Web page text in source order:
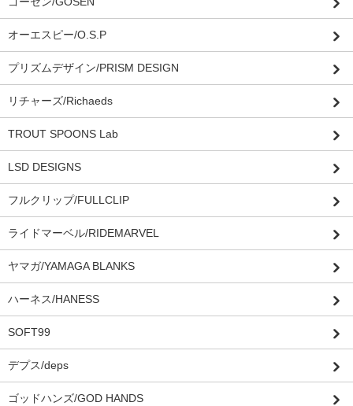
オーエスピー/O.S.P
プリズムデザイン/PRISM DESIGN
リチャーズ/Richaeds
TROUT SPOONS Lab
LSD DESIGNS
フルクリップ/FULLCLIP
ライドマーベル/RIDEMARVEL
ヤマガ/YAMAGA BLANKS
ハーネス/HANESS
SOFT99
デプス/deps
ゴッドハンズ/GOD HANDS